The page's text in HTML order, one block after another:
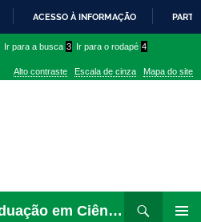
PARA
CONTEÚDO
ACESSO À INFORMAÇÃO
Ir para a busca 3 Ir para o rodapé 4
Alto contraste Escala de cinza Mapa do site
Programa de Pós Graduação em Ciências Biológicas
para